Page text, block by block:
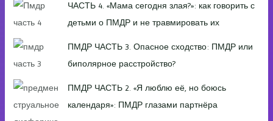
ЧАСТЬ 4. «Мама сегодня злая?»: как говорить с
детьми о ПМДР и не травмировать их
ПМДР ЧАСТЬ 3. Опасное сходство: ПМДР или
биполярное расстройство?
ПМДР ЧАСТЬ 2. «Я люблю её, но боюсь
календаря»: ПМДР глазами партнёра